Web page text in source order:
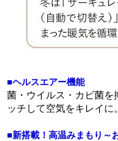
■ヘルスエアー機能
菌・ウイルス・カビ菌を
ッチして空気をキレイに。
■新搭載！高温みまもり～